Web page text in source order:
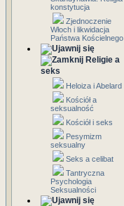
konstytucja
Zjednoczenie
Włoch i likwidacja
Państwa Kościelnego
Religie a
seks
Heloiza i Abelard
Kościół a
seksualność
Kościół i seks
Pesymizm
seksualny
Seks a celibat
Tantryczna
Psychologia
Seksualności